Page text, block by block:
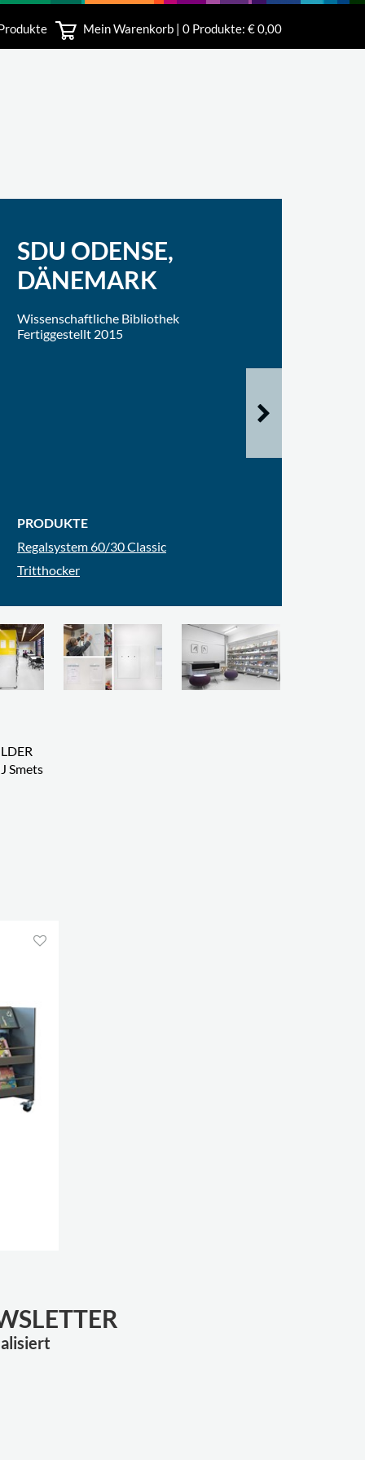
Mein Warenkorb | 0 Produkte: € 0,00
SDU ODENSE,
DÄNEMARK
Wissenschaftliche Bibliothek
Fertiggestellt 2015
PRODUKTE
Regalsystem 60/30 Classic
Tritthocker
Smets